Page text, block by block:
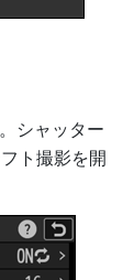
シャッター
ト撮影を開